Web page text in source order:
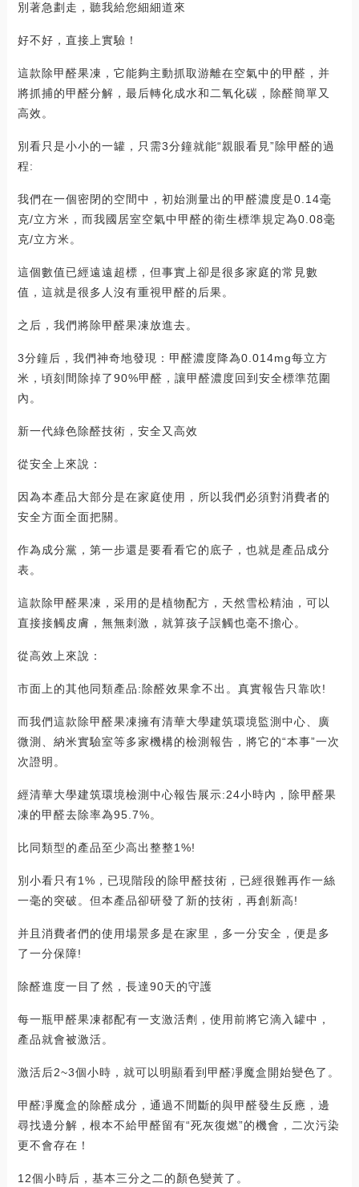
別著急劃走，聽我給您細細道來
好不好，直接上實驗！
這款除甲醛果凍，它能夠主動抓取游離在空氣中的甲醛，并
將抓捕的甲醛分解，最后轉化成水和二氧化碳，除醛簡單又
高效。
別看只是小小的一罐，只需3分鐘就能“親眼看見”除甲醛的過
程:
我們在一個密閉的空間中，初始測量出的甲醛濃度是0.14毫
克/立方米，而我國居室空氣中甲醛的衛生標準規定為0.08毫
克/立方米。
這個數值已經遠遠超標，但事實上卻是很多家庭的常見數
值，這就是很多人沒有重視甲醛的后果。
之后，我們將除甲醛果凍放進去。
3分鐘后，我們神奇地發現：甲醛濃度降為0.014mg每立方
米，頃刻間除掉了90%甲醛，讓甲醛濃度回到安全標準范圍
內。
新一代綠色除醛技術，安全又高效
從安全上來說：
因為本產品大部分是在家庭使用，所以我們必須對消費者的
安全方面全面把關。
作為成分黨，第一步還是要看看它的底子，也就是產品成分
表。
這款除甲醛果凍，采用的是植物配方，天然雪松精油，可以
直接接觸皮膚，無無刺激，就算孩子誤觸也毫不擔心。
從高效上來說：
市面上的其他同類產品:除醛效果拿不出。真實報告只靠吹!
而我們這款除甲醛果凍擁有清華大學建筑環境監測中心、廣
微測、納米實驗室等多家機構的檢測報告，將它的“本事”一次
次證明。
經清華大學建筑環境檢測中心報告展示:24小時內，除甲醛果
凍的甲醛去除率為95.7%。
比同類型的產品至少高出整整1%!
別小看只有1%，已現階段的除甲醛技術，已經很難再作一絲
一毫的突破。但本產品卻研發了新的技術，再創新高!
并且消費者們的使用場景多是在家里，多一分安全，便是多
了一分保障!
除醛進度一目了然，長達90天的守護
每一瓶甲醛果凍都配有一支激活劑，使用前將它滴入罐中，
產品就會被激活。
激活后2~3個小時，就可以明顯看到甲醛凈魔盒開始變色了。
甲醛凈魔盒的除醛成分，通過不間斷的與甲醛發生反應，邊
尋找邊分解，根本不給甲醛留有“死灰復燃”的機會，二次污染
更不會存在！
12個小時后，基本三分之二的顏色變黃了。